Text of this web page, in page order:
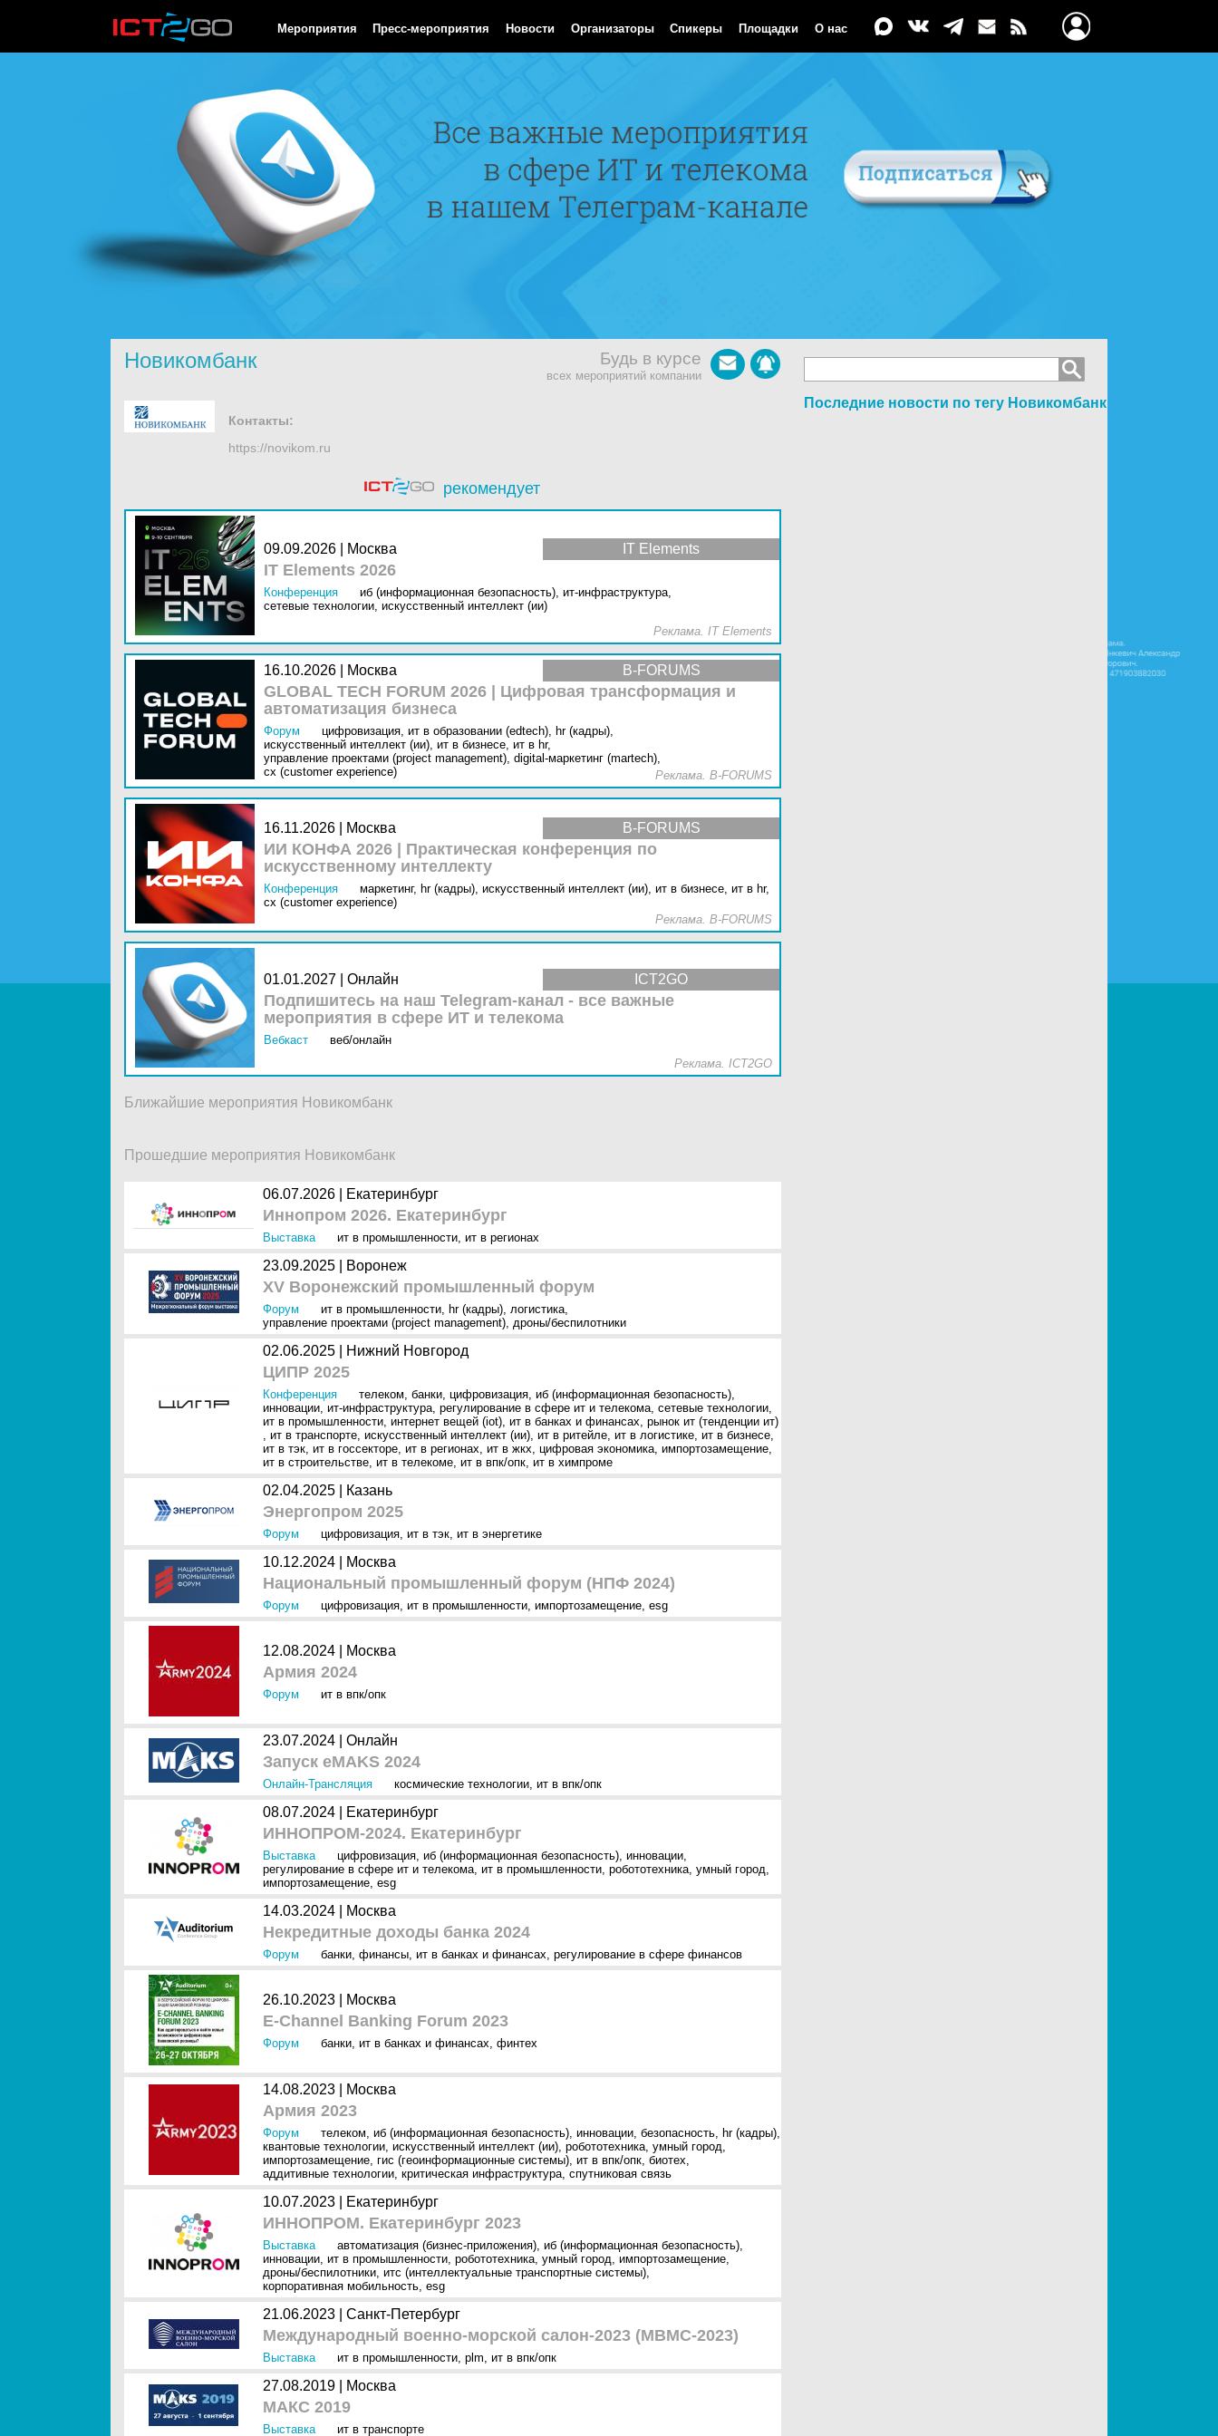
Мероприятия Пресс-мероприятия Новости Организаторы Спикеры Площадки О нас
Новикомбанк Будь в курсе
всех мероприятий компании
Контакты:
https://novikom.ru
рекомендует
IT Elements
09.09.2026 | Москва
IT Elements 2026
Конференция иб (информационная безопасность), ит-инфраструктура,
сетевые технологии, искусственный интеллект (ии)
Реклама. IT Elements
B-FORUMS
16.10.2026 | Москва
GLOBAL TECH FORUM 2026 | Цифровая трансформация и
автоматизация бизнеса
Форум цифровизация, ит в образовании (edtech), hr (кадры),
искусственный интеллект (ии), ит в бизнесе, ит в hr,
управление проектами (project management), digital-маркетинг (martech),
cx (customer experience)
Реклама. B-FORUMS
B-FORUMS
16.11.2026 | Москва
ИИ КОНФА 2026 | Практическая конференция по
искусственному интеллекту
Конференция маркетинг, hr (кадры), искусственный интеллект (ии), ит в бизнесе, ит в hr,
cx (customer experience)
Реклама. B-FORUMS
ICT2GO
01.01.2027 | Онлайн
Подпишитесь на наш Telegram-канал - все важные
мероприятия в сфере ИТ и телекома
Вебкаст
веб/онлайн
Реклама. ICT2GO
Ближайшие мероприятия Новикомбанк
Прошедшие мероприятия Новикомбанк
06.07.2026 | Екатеринбург
Иннопром 2026. Екатеринбург
Выставка ит в промышленности, ит в регионах
23.09.2025 | Воронеж
XV Воронежский промышленный форум
Форум ит в промышленности, hr (кадры), логистика,
управление проектами (project management), дроны/беспилотники
02.06.2025 | Нижний Новгород
ЦИПР 2025
Конференция телеком, банки, цифровизация, иб (информационная безопасность),
инновации, ит-инфраструктура, регулирование в сфере ит и телекома, сетевые технологии,
ит в промышленности, интернет вещей (iot), ит в банках и финансах, рынок ит (тенденции ит)
, ит в транспорте, искусственный интеллект (ии), ит в ритейле, ит в логистике, ит в бизнесе,
ит в тэк, ит в госсекторе, ит в регионах, ит в жкх, цифровая экономика, импортозамещение,
ит в строительстве, ит в телекоме, ит в впк/опк, ит в химпроме
02.04.2025 | Казань
Энергопром 2025
Форум цифровизация, ит в тэк, ит в энергетике
10.12.2024 | Москва
Национальный промышленный форум (НПФ 2024)
Форум цифровизация, ит в промышленности, импортозамещение, esg
12.08.2024 | Москва
Армия 2024
Форум ит в впк/опк
23.07.2024 | Онлайн
Запуск eMAKS 2024
Онлайн-Трансляция космические технологии, ит в впк/опк
08.07.2024 | Екатеринбург
ИННОПРОМ-2024. Екатеринбург
Выставка цифровизация, иб (информационная безопасность), инновации,
регулирование в сфере ит и телекома, ит в промышленности, робототехника, умный город,
импортозамещение, esg
14.03.2024 | Москва
Некредитные доходы банка 2024
Форум банки, финансы, ит в банках и финансах, регулирование в сфере финансов
26.10.2023 | Москва
E-Channel Banking Forum 2023
Форум банки, ит в банках и финансах, финтех
14.08.2023 | Москва
Армия 2023
Форум телеком, иб (информационная безопасность), инновации, безопасность, hr (кадры),
квантовые технологии, искусственный интеллект (ии), робототехника, умный город,
импортозамещение, гис (геоинформационные системы), ит в впк/опк, биотех,
аддитивные технологии, критическая инфраструктура, спутниковая связь
10.07.2023 | Екатеринбург
ИННОПРОМ. Екатеринбург 2023
Выставка автоматизация (бизнес-приложения), иб (информационная безопасность),
инновации, ит в промышленности, робототехника, умный город, импортозамещение,
дроны/беспилотники, итс (интеллектуальные транспортные системы),
корпоративная мобильность, esg
21.06.2023 | Санкт-Петербург
Международный военно-морской салон-2023 (МВМС-2023)
Выставка ит в промышленности, plm, ит в впк/опк
27.08.2019 | Москва
МАКС 2019
Выставка ит в транспорте
Последние новости по тегу Новикомбанк